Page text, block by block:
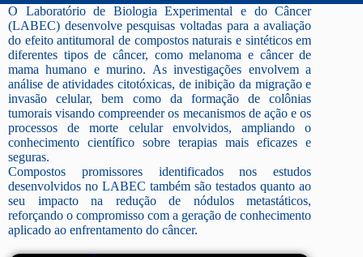
O Laboratório de Biologia Experimental e do Câncer
(LABEC) desenvolve pesquisas voltadas para a avaliação
do efeito antitumoral de compostos naturais e sintéticos em
diferentes tipos de câncer, como melanoma e câncer de
mama humano e murino. As investigações envolvem a
análise de atividades citotóxicas, de inibição da migração e
invasão celular, bem como da formação de colônias
tumorais visando compreender os mecanismos de ação e os
processos de morte celular envolvidos, ampliando o
conhecimento científico sobre terapias mais eficazes e
seguras.
Compostos promissores identificados nos estudos
desenvolvidos no LABEC também são testados quanto ao
seu impacto na redução de nódulos metastáticos,
reforçando o compromisso com a geração de conhecimento
aplicado ao enfrentamento do câncer.